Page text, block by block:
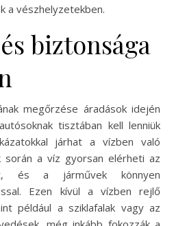
a vészhelyzetekben.
biztonsága
megőrzése áradások idején
tisztában kell lenniük
járhat a vízben való
során a víz gyorsan elérheti az
és a járművek könnyen
Ezen kívül a vízben rejlő
például a sziklafalak vagy az